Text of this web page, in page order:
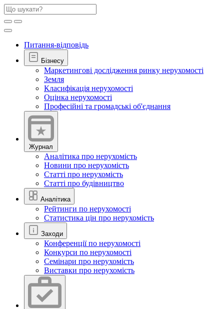
Питання-відповідь
Бізнесу
Маркетингові дослідження ринку нерухомості
Земля
Класифікація нерухомості
Оцінка нерухомості
Професійні та громадські об'єднання
Журнал
Аналітика про нерухомість
Новини про нерухомість
Статті про нерухомість
Статті про будівництво
Аналітика
Рейтинги по нерухомості
Статистика цін про нерухомість
Заходи
Конференції по нерухомості
Конкурси по нерухомості
Семінари про нерухомість
Виставки про нерухомість